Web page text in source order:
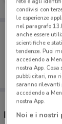
dal
Negozi
condivisi con
le esperienze
nel paragrafo
anche essere
scientifiche e
tendenze. Puoi
accedendo a
nostra App.
pubblicitari, ma
saranno rilevanti
accedendo a
nostra App.
Noi e i nostri